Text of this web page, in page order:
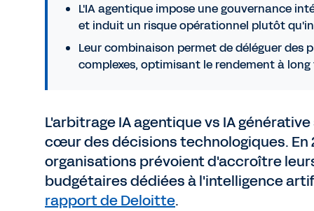
L'IA agentique impose une gouvernance
et induit un risque opérationnel plutôt
Leur combinaison permet de déléguer des
complexes, optimisant le rendement à long
L'arbitrage IA agentique vs IA
cœur des décisions technologiques. En
organisations prévoient d'accroître
budgétaires dédiées à l'intelligence
rapport de Deloitte.